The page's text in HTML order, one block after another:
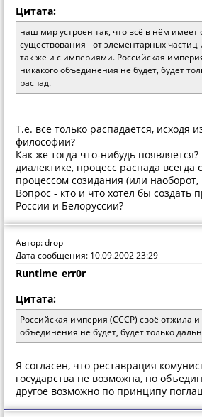
Цитата:
наш мир устроен так, что всё в нём имеет
существования - от элементарных частиц
так же и с империями. Российская
никакого объединения не будет, будет
распад.
Т.е. все только распадается, исходя
философии?
Как же тогда что-нибудь
диалектике, процесс распада всегда
процессом созидания (или наоборот,
Вопрос - кто и что хотел бы создать
России и Белоруссии?
Автор: drop
Дата сообщения: 10.09.2002 23:29
Runtime_err0r
Цитата:
Российская империя (СССР) своё отжила и
объединения не будет, будет только
Я согласен, что реставрация
государства не возможна, но
другое возможно по принципу